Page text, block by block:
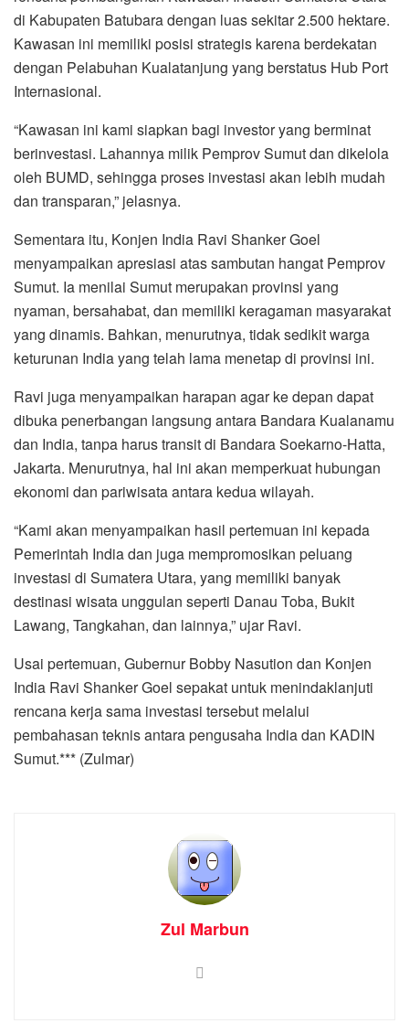
di Kabupaten Batubara dengan luas sekitar 2.500 hektare.
Kawasan ini memiliki posisi strategis karena berdekatan
dengan Pelabuhan Kualatanjung yang berstatus Hub Port
Internasional.
“Kawasan ini kami siapkan bagi investor yang berminat
berinvestasi. Lahannya milik Pemprov Sumut dan dikelola
oleh BUMD, sehingga proses investasi akan lebih mudah
dan transparan,” jelasnya.
Sementara itu, Konjen India Ravi Shanker Goel
menyampaikan apresiasi atas sambutan hangat Pemprov
Sumut. Ia menilai Sumut merupakan provinsi yang
nyaman, bersahabat, dan memiliki keragaman masyarakat
yang dinamis. Bahkan, menurutnya, tidak sedikit warga
keturunan India yang telah lama menetap di provinsi ini.
Ravi juga menyampaikan harapan agar ke depan dapat
dibuka penerbangan langsung antara Bandara Kualanamu
dan India, tanpa harus transit di Bandara Soekarno-Hatta,
Jakarta. Menurutnya, hal ini akan memperkuat hubungan
ekonomi dan pariwisata antara kedua wilayah.
“Kami akan menyampaikan hasil pertemuan ini kepada
Pemerintah India dan juga mempromosikan peluang
investasi di Sumatera Utara, yang memiliki banyak
destinasi wisata unggulan seperti Danau Toba, Bukit
Lawang, Tangkahan, dan lainnya,” ujar Ravi.
Usai pertemuan, Gubernur Bobby Nasution dan Konjen
India Ravi Shanker Goel sepakat untuk menindaklanjuti
rencana kerja sama investasi tersebut melalui
pembahasan teknis antara pengusaha India dan KADIN
Sumut.*** (Zulmar)
Zul Marbun